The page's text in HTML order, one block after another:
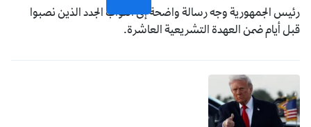
رئيس الجمهورية وجه رسالة واضحة إلى النواب الجدد الذين نصبوا
قبل أيام ضمن العهدة التشريعية العاشرة.